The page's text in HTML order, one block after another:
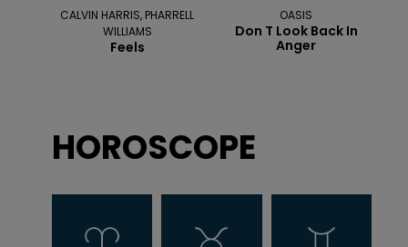
CALVIN HARRIS, PHARRELL
WILLIAMS
Feels
OASIS
Don T Look Back In
Anger
HOROSCOPE